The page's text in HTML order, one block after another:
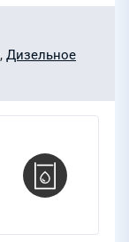
, Дизельное